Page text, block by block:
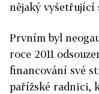
nějaký vyšetřující
Prvním byl
roce 2011
financování své
pařížské radnici,